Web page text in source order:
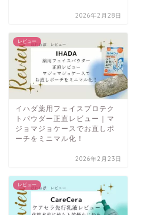
2026年2月28日
レビュー
イハダ薬用フェイスプロテク
トパウダー正直レビュー｜マ
ジョマジョケースでお直しポ
ーチをミニマル化！
2026年2月23日
レビュー